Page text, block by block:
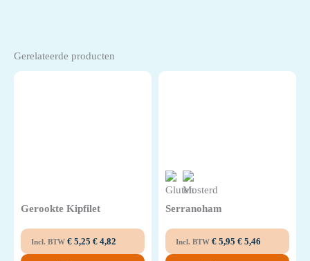
Gerelateerde producten
Gerookte Kipfilet
Incl. BTW € 5,25 € 4,82
Serranoham
Incl. BTW € 5,95 € 5,46